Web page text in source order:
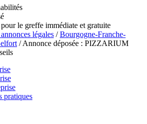
le greffe immédiate et gratuite
légales /Bourgogne-Franche-
/ Annonce déposée : PIZZARIUM
pratiques